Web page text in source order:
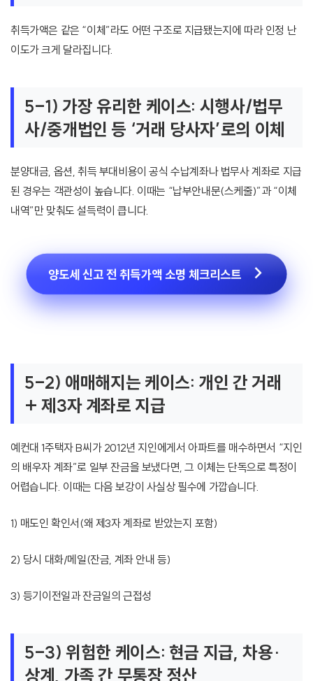
취득가액은 같은 “이체”라도 어떤 구조로 지급됐는지에 따라 인정 난
이도가 크게 달라집니다.
5-1) 가장 유리한 케이스: 시행사/법무
사/중개법인 등 ‘거래 당사자’로의 이체
분양대금, 옵션, 취득 부대비용이 공식 수납계좌나 법무사 계좌로 지급
된 경우는 객관성이 높습니다. 이때는 “납부안내문(스케줄)”과 “이체
내역”만 맞춰도 설득력이 큽니다.
양도세 신고 전 취득가액 소명 체크리스트
5-2) 애매해지는 케이스: 개인 간 거래
+ 제3자 계좌로 지급
예컨대 1주택자 B씨가 2012년 지인에게서 아파트를 매수하면서 “지인
의 배우자 계좌”로 일부 잔금을 보냈다면, 그 이체는 단독으로 특정이
어렵습니다. 이때는 다음 보강이 사실상 필수에 가깝습니다.
1) 매도인 확인서(왜 제3자 계좌로 받았는지 포함)
2) 당시 대화/메일(잔금, 계좌 안내 등)
3) 등기이전일과 잔금일의 근접성
5-3) 위험한 케이스: 현금 지급, 차용·
상계, 가족 간 무통장 정산